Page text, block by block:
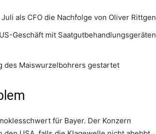
als CFO die Nachfolge von Oliver Rittgen
Geschäft mit Saatgutbehandlungsgeräten
des Maiswurzelbohrers gestartet
für Bayer. Der Konzern